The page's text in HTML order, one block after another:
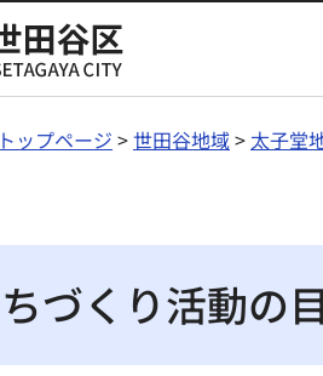
区
ップページ >世田谷地域> 太子堂
づくり活動の